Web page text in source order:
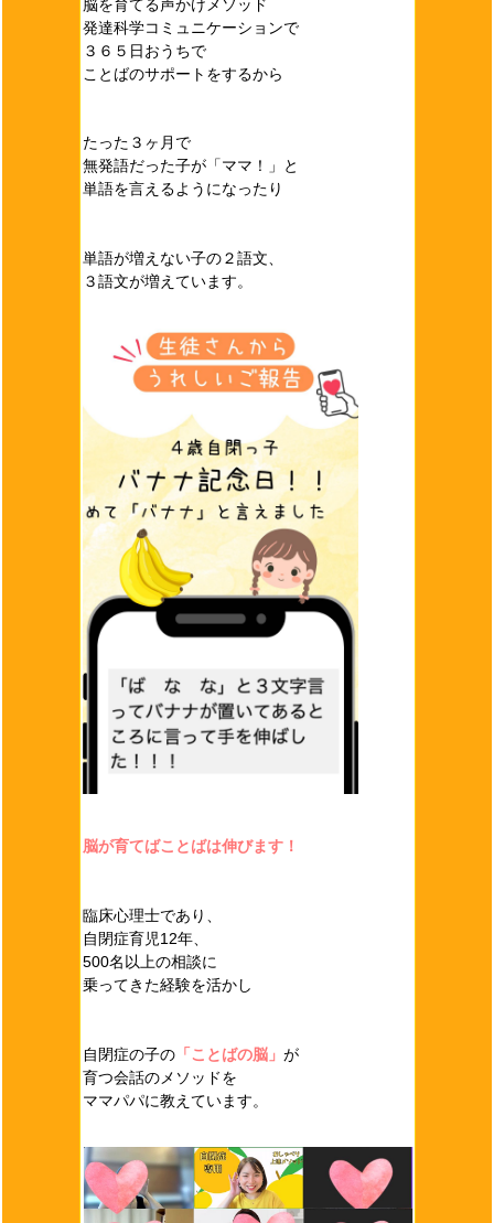
脳を育てる声かけメソッド
発達科学コミュニケーションで
３６５日おうちで
ことばのサポートをするから
たった３ヶ月で
無発語だった子が「ママ！」と
単語を言えるようになったり
単語が増えない子の２語文、
３語文が増えています。
脳が育てばことばは伸びます！
臨床心理士であり、
自閉症育児12年、
500名以上の相談に
乗ってきた経験を活かし
自閉症の子の「ことばの脳」 が
育つ会話のメソッドを
ママパパに教えています。